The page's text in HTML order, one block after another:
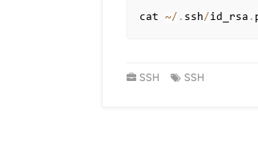
cat ~/ . ssh/ id_rsa .
SSH SSH